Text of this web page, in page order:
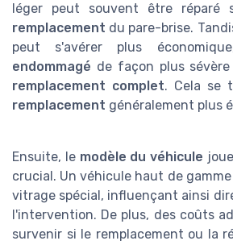
léger peut souvent être réparé
remplacement du pare-brise.
peut s'avérer plus
endommagé de façon plus
remplacement complet. Cela se
remplacement généralement plus
Ensuite, le modèle du véhicule
crucial. Un véhicule haut de
vitrage spécial, influençant ainsi
l'intervention. De plus, des coûts
survenir si le remplacement ou la